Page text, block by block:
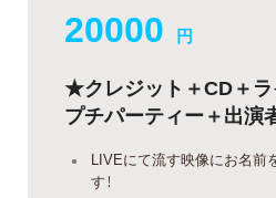
20000 円
★クレジット＋CD＋ラ
プチパーティー＋出
LIVEにて流す映像にお名前
す！